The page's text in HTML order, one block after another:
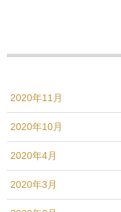
2020年11月
2020年10月
2020年4月
2020年3月